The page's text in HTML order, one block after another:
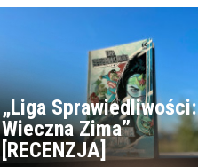
„Liga Sprawiedliwości:
Wieczna Zima”
[RECENZJA]